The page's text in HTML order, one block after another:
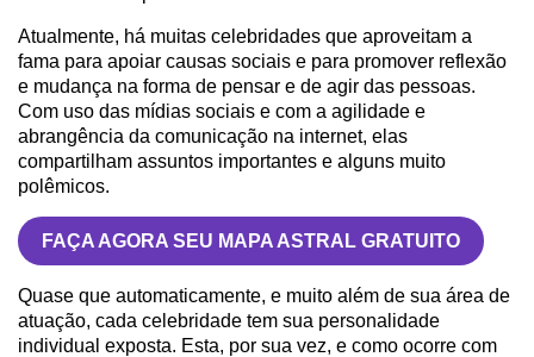
Atualmente, há muitas celebridades que aproveitam a
fama para apoiar causas sociais e para promover reflexão
e mudança na forma de pensar e de agir das pessoas.
Com uso das mídias sociais e com a agilidade e
abrangência da comunicação na internet, elas
compartilham assuntos importantes e alguns muito
polêmicos.
FAÇA AGORA SEU MAPA ASTRAL GRATUITO
Quase que automaticamente, e muito além de sua área de
atuação, cada celebridade tem sua personalidade
individual exposta. Esta, por sua vez, e como ocorre com